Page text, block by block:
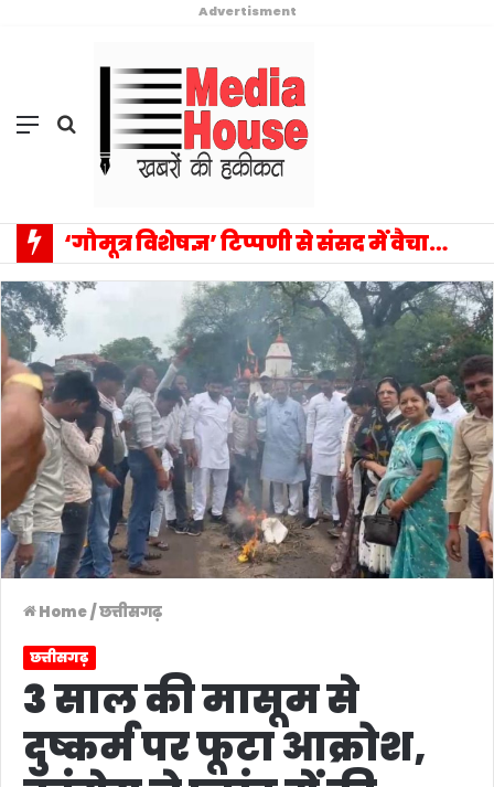
Advertisment
Menu Search
for
‘गौमूत्र विशेषज्ञ’ टिप्पणी से संसद में वैचारिक विस्फोट: प्रियंका गांधी के एक बयान ने बदला राजनीतिक विमर्श का पूरा परिदृश्य, सत्ता–विपक्ष आमने-सामने
Home/छत्तीसगढ़
छत्तीसगढ़
3 साल की मासूम से
दुष्कर्म पर फूटा आक्रोश,